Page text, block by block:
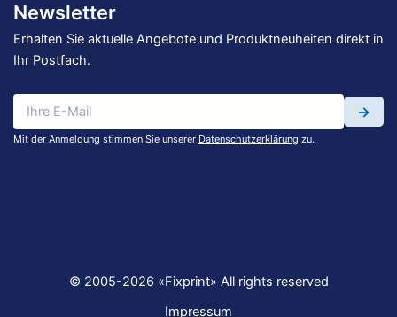
Newsletter
Erhalten Sie aktuelle Angebote und Produktneuheiten direkt in
Ihr Postfach.
→
Mit der Anmeldung stimmen Sie unserer Datenschutzerklärung zu.
© 2005-2026 «Fixprint» All rights reserved
Impressum